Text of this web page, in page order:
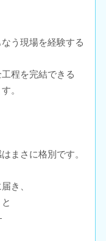
う現場を経験する
程を完結できる
。
まさに格別です。
き、